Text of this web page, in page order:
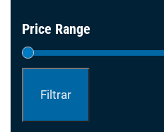
Price Range
Filtrar